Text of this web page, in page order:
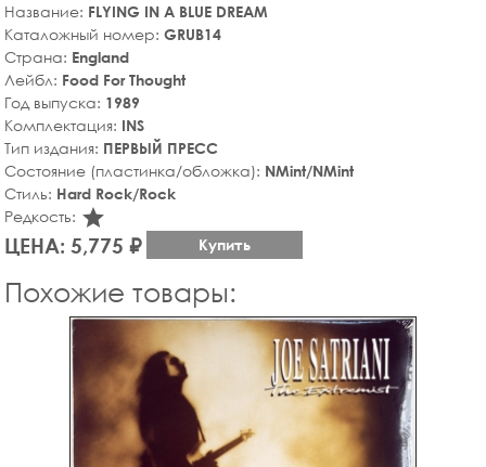
Название: FLYING IN A BLUE DREAM
Каталожный номер: GRUB14
Страна: England
Лейбл: Food For Thought
Год выпуска: 1989
Комплектация: INS
Тип издания: ПЕРВЫЙ ПРЕСС
Состояние (пластинка/обложка): NMint/NMint
Стиль: Hard Rock/Rock
Редкость: star_rate
ЦЕНА: 5,775 ₽ Купить
Похожие товары: